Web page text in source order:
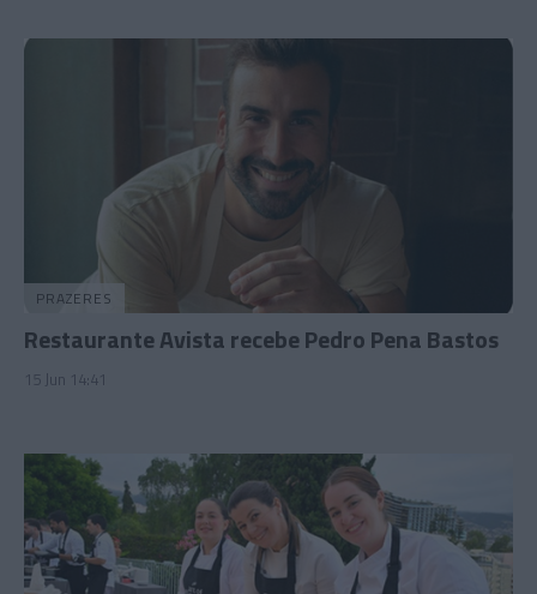
PRAZERES
Restaurante Avista recebe Pedro Pena Bastos
15 Jun 14:41